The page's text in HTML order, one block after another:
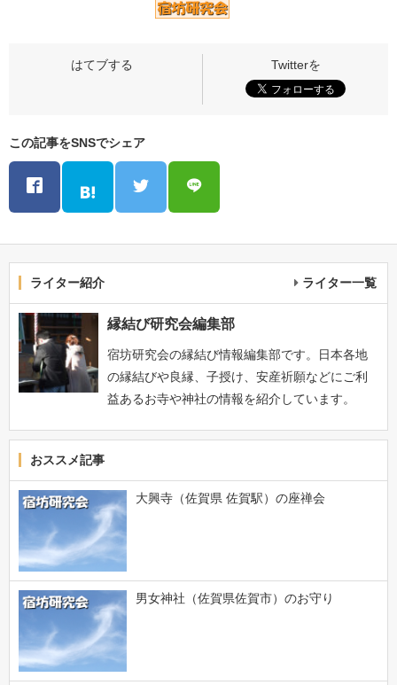
この記事をSNSでシェア
ライター紹介 ライター一覧
縁結び研究会編集部
宿坊研究会の縁結び情報編集部です。日本各地
の縁結びや良縁、子授け、安産祈願などにご利
益あるお寺や神社の情報を紹介しています。
おススメ記事
大興寺（佐賀県 佐賀駅）の座禅会
男女神社（佐賀県佐賀市）のお守り